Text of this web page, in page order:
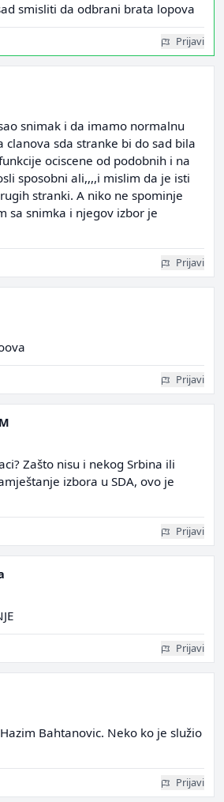
smisliti da odbrani brata lopova
Prijavi
snimak i da imamo normalnu
clanova sda stranke bi do sad bila
ociscene od podobnih i na
sposobni ali,,,,i mislim da je isti
stranki. A niko ne spominje
sa snimka i njegov izbor je
Prijavi
Prijavi
Zašto nisu i nekog Srbina ili
izbora u SDA, ovo je
Prijavi
Prijavi
Bahtanovic. Neko ko je služio
Prijavi